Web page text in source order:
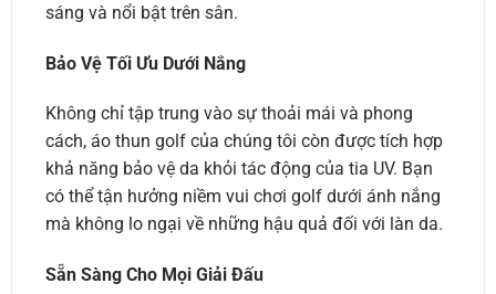
sáng và nổi bật trên sân.
Bảo Vệ Tối Ưu Dưới Nắng
Không chỉ tập trung vào sự thoải mái và phong
cách, áo thun golf của chúng tôi còn được tích hợp
khả năng bảo vệ da khỏi tác động của tia UV. Bạn
có thể tận hưởng niềm vui chơi golf dưới ánh nắng
mà không lo ngại về những hậu quả đối với làn da.
Sẵn Sàng Cho Mọi Giải Đấu